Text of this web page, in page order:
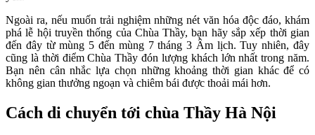
Ngoài ra, nếu muốn trải nghiệm những nét văn hóa độc đáo, khám
phá lễ hội truyền thống của Chùa Thầy, bạn hãy sắp xếp thời gian
đến đây từ mùng 5 đến mùng 7 tháng 3 Âm lịch. Tuy nhiên, đây
cũng là thời điểm Chùa Thầy đón lượng khách lớn nhất trong năm.
Bạn nên cân nhắc lựa chọn những khoảng thời gian khác để có
không gian thưởng ngoạn và chiêm bái được thoải mái hơn.
Cách di chuyển tới chùa Thầy Hà Nội